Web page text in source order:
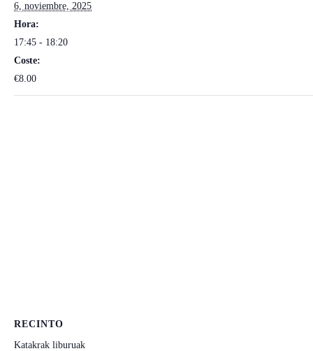
6, noviembre, 2025
Hora:
17:45 - 18:20
Coste:
€8.00
RECINTO
Katakrak liburuak